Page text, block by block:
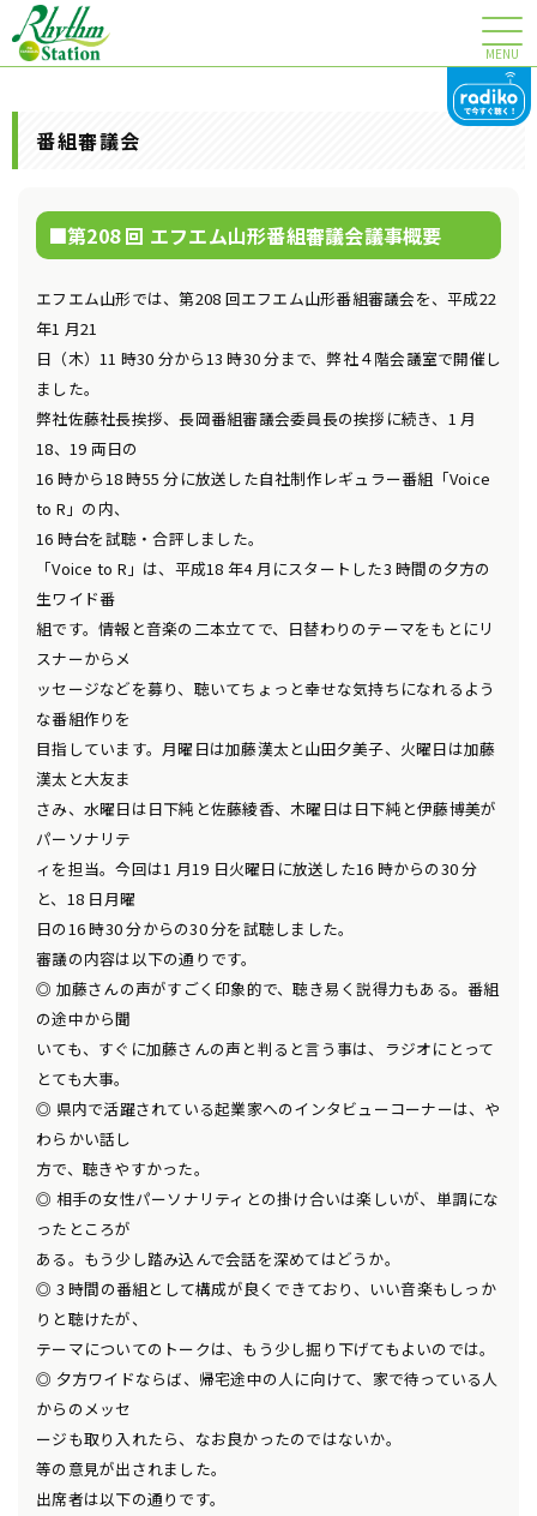
MENU
番組審議会
第208 回 エフエム山形番組審議会議事概要
エフエム山形では、第208 回エフエム山形番組審議会を、平成22
年1 月21
日（木）11 時30 分から13 時30 分まで、弊社４階会議室で開催し
ました。
弊社佐藤社長挨拶、長岡番組審議会委員長の挨拶に続き、1 月
18、19 両日の
16 時から18 時55 分に放送した自社制作レギュラー番組「Voice
to R」の内、
16 時台を試聴・合評しました。
「Voice to R」は、平成18 年4 月にスタートした3 時間の夕方の
生ワイド番
組です。情報と音楽の二本立てで、日替わりのテーマをもとにリ
スナーからメ
ッセージなどを募り、聴いてちょっと幸せな気持ちになれるよう
な番組作りを
目指しています。月曜日は加藤漢太と山田夕美子、火曜日は加藤
漢太と大友ま
さみ、水曜日は日下純と佐藤綾香、木曜日は日下純と伊藤博美が
パーソナリテ
ィを担当。今回は1 月19 日火曜日に放送した16 時からの30 分
と、18 日月曜
日の16 時30 分からの30 分を試聴しました。
審議の内容は以下の通りです。
◎ 加藤さんの声がすごく印象的で、聴き易く説得力もある。番組
の途中から聞
いても、すぐに加藤さんの声と判ると言う事は、ラジオにとって
とても大事。
◎ 県内で活躍されている起業家へのインタビューコーナーは、や
わらかい話し
方で、聴きやすかった。
◎ 相手の女性パーソナリティとの掛け合いは楽しいが、単調にな
ったところが
ある。もう少し踏み込んで会話を深めてはどうか。
◎ 3 時間の番組として構成が良くできており、いい音楽もしっか
りと聴けたが、
テーマについてのトークは、もう少し掘り下げてもよいのでは。
◎ 夕方ワイドならば、帰宅途中の人に向けて、家で待っている人
からのメッセ
ージも取り入れたら、なお良かったのではないか。
等の意見が出されました。
出席者は以下の通りです。